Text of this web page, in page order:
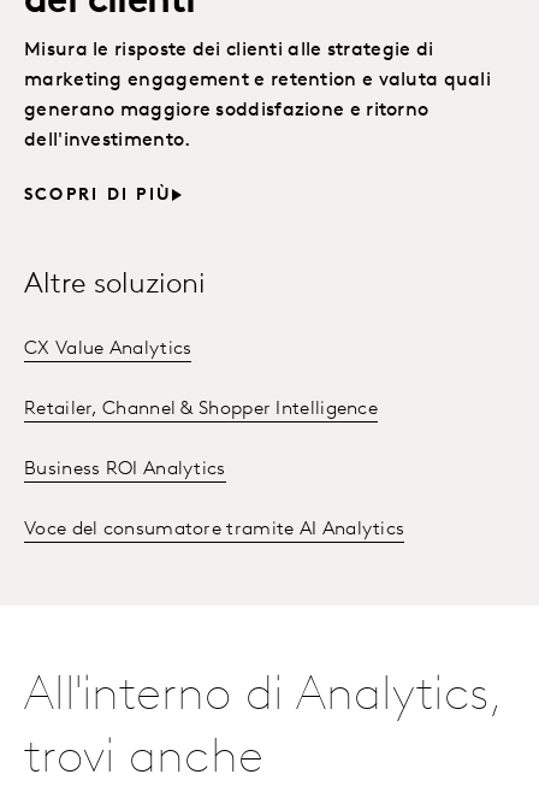
Misura le risposte dei clienti alle strategie di
marketing engagement e retention e valuta quali
generano maggiore soddisfazione e ritorno
dell'investimento.
SCOPRI DI PIÙ
Altre soluzioni
CX Value Analytics
Retailer, Channel & Shopper Intelligence
Business ROI Analytics
Voce del consumatore tramite AI Analytics
All'interno di Analytics,
trovi anche